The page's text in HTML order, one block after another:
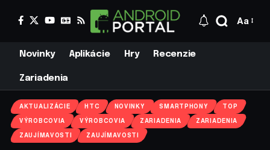
Aa
Novinky Aplikácie Hry Recenzie
Zariadenia
AKTUALIZÁCIE HTC NOVINKY SMARTPHONY TOP
VÝROBCOVIA VÝROBCOVIA ZARIADENIA ZARIADENIA
ZAUJÍMAVOSTI ZAUJÍMAVOSTI